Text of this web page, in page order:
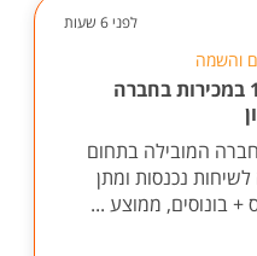
לפני 6 שעות
ממוצע שכר 14,000 במכירות בחברה
המובילה בתחום
נכנסות ומתן
+ בונוסים, ממוצע ...